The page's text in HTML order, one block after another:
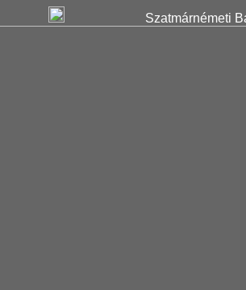
Szatmárnémeti